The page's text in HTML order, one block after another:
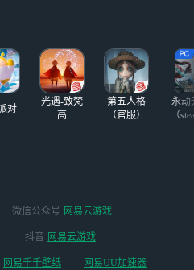
「绝品」名士「灵
痴」将限时加入卡
池并
对
光遇-致梵
高
第五人格
（官服）
永劫
（
微信公众号 网易云游戏
抖音 网易云游戏
网易千千壁纸 网易UU加速器